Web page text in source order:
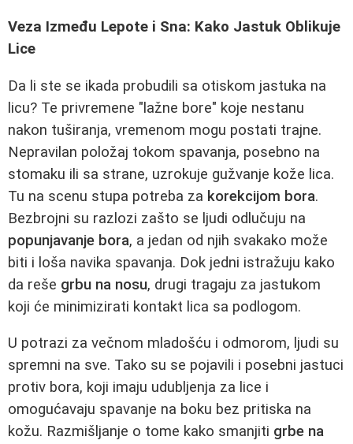
Veza Između Lepote i Sna: Kako Jastuk Oblikuje
Lice
Da li ste se ikada probudili sa otiskom jastuka na
licu? Te privremene "lažne bore" koje nestanu
nakon tuširanja, vremenom mogu postati trajne.
Nepravilan položaj tokom spavanja, posebno na
stomaku ili sa strane, uzrokuje gužvanje kože lica.
Tu na scenu stupa potreba za korekcijom bora.
Bezbrojni su razlozi zašto se ljudi odlučuju na
popunjavanje bora, a jedan od njih svakako može
biti i loša navika spavanja. Dok jedni istražuju kako
da reše grbu na nosu, drugi tragaju za jastukom
koji će minimizirati kontakt lica sa podlogom.
U potrazi za večnom mladošću i odmorom, ljudi su
spremni na sve. Tako su se pojavili i posebni jastuci
protiv bora, koji imaju udubljenja za lice i
omogućavaju spavanje na boku bez pritiska na
kožu. Razmišljanje o tome kako smanjiti grbe na